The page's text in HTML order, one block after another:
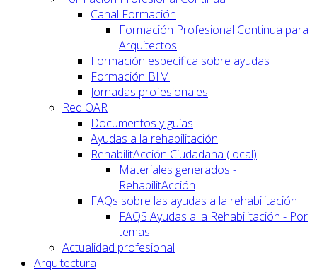
Canal Formación
Formación Profesional Continua para
Arquitectos
Formación específica sobre ayudas
Formación BIM
Jornadas profesionales
Red OAR
Documentos y guías
Ayudas a la rehabilitación
RehabilitAcción Ciudadana (local)
Materiales generados -
RehabilitAcción
FAQs sobre las ayudas a la rehabilitación
FAQS Ayudas a la Rehabilitación - Por
temas
Actualidad profesional
Arquitectura